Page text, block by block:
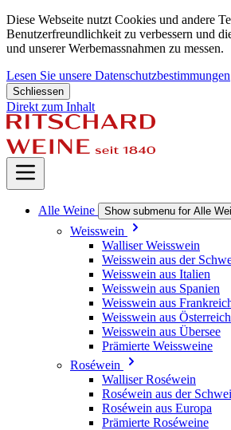
Diese Webseite nutzt Cookies und andere
Benutzerfreundlichkeit zu verbessern und
und unserer Werbemassnahmen zu messen.
Lesen Sie unsere Datenschutzbestimmungen
Schliessen
Direkt zum Inhalt
Alle Weine Show submenu for Alle
Weisswein
Walliser Weisswein
Weisswein aus der
Weisswein aus Italien
Weisswein aus Spanien
Weisswein aus
Weisswein aus Österreich
Weisswein aus Übersee
Prämierte Weissweine
Roséwein
Walliser Roséwein
Roséwein aus der
Roséwein aus Europa
Prämierte Roséweine